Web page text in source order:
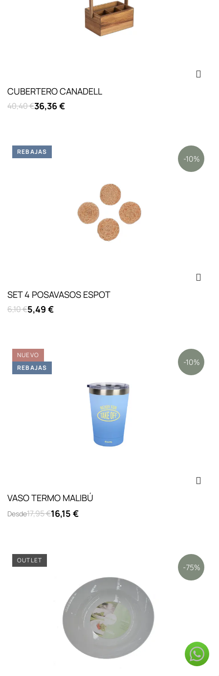
CUBERTERO CANADELL
40,40 €36,36 €
SET 4 POSAVASOS ESPOT
6,10 €5,49 €
-10%
REBAJAS
VASO TERMO MALIBÚ
Desde17,95 €16,15 €
NUEVO
-10%
REBAJAS
OUTLET
-75%